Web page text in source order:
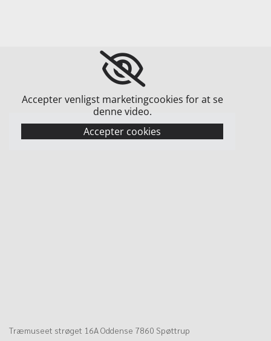
Accepter venligst marketingcookies for at se
denne video.
Accepter cookies
Træmuseet strøget 16A Oddense 7860 Spøttrup